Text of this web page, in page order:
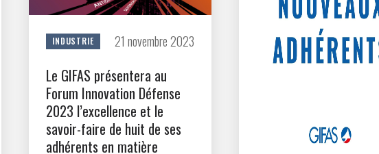
INDUSTRIE 21 novembre 2023
Le GIFAS présentera au
Forum Innovation Défense
2023 l’excellence et le
savoir-faire de huit de ses
adhérents en matière